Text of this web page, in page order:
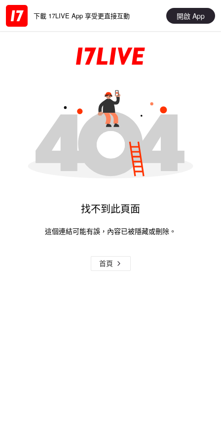
下載 17LIVE App 享受更直接互動 開啟 App
找不到此頁面
這個連結可能有誤，內容已被隱藏或刪除。
首頁